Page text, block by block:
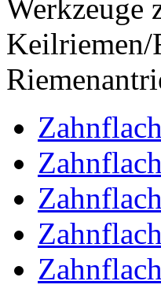
Werkzeuge
Keilriemen/